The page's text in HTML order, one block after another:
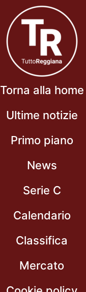
Torna alla home
Ultime notizie
Primo piano
News
Serie C
Calendario
Classifica
Mercato